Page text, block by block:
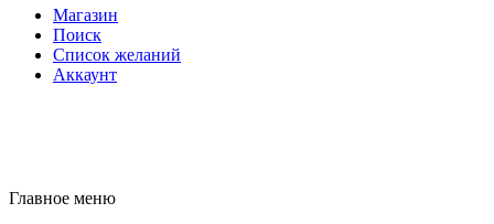
Магазин
Поиск
Список желаний
Аккаунт
Главное меню